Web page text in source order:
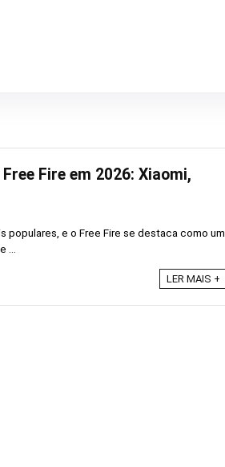
Fire em 2026: Xiaomi,
populares, e o Free Fire se destaca como um
LER MAIS +